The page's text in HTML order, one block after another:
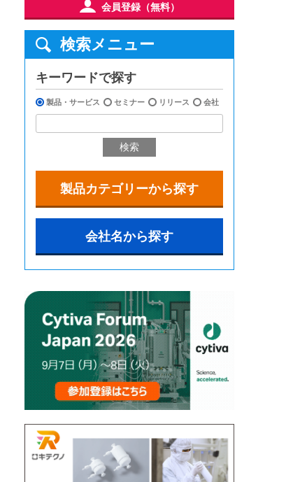
会員登録（無料）
検索メニュー
キーワードで探す
製品・サービス セミナー リリース 会社
検索
製品カテゴリーから探す
会社名から探す